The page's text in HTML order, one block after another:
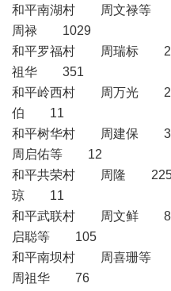
和平南湖村 周文
周禄 1029
和平罗福村 周瑞
祖华 351
和平岭西村 周万
伯 11
和平树华村 周建
周启佑等 12
和平共荣村 周隆
琼 11
和平武联村 周文
启聪等 105
和平南坝村 周喜
周祖华 76